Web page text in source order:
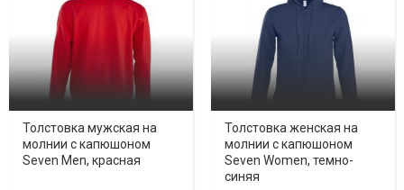
Толстовка мужская на
молнии с капюшоном
Seven Men, красная
Толстовка женская на
молнии с капюшоном
Seven Women, темно-
синяя